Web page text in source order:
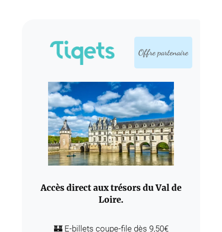
Offre partenaire
Accès direct aux trésors du Val de
Loire.
🏰 E-billets coupe-file dès 9,50€